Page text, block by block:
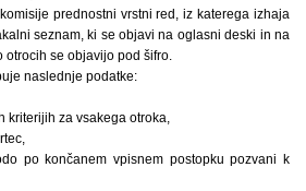
prednostni vrstni red, iz katerega izhaja
seznam, ki se objavi na oglasni deski in na
se objavijo pod šifro.
naslednje podatke:
kriterijih za vsakega otroka,
po končanem vpisnem postopku pozvani k